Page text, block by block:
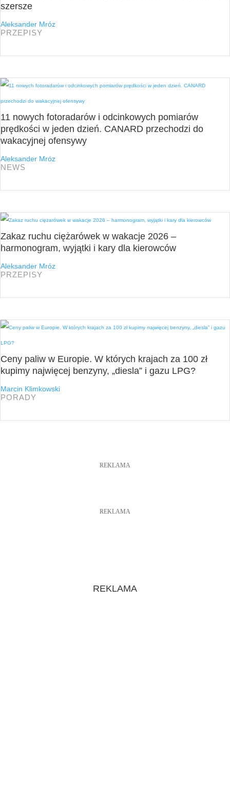
szersze
Aleksander Mróz
PRZEPISY
11 nowych fotoradarów i odcinkowych pomiarów
prędkości w jeden dzień. CANARD przechodzi do
wakacyjnej ofensywy
Aleksander Mróz
NEWS
Zakaz ruchu ciężarówek w wakacje 2026 –
harmonogram, wyjątki i kary dla kierowców
Aleksander Mróz
PRZEPISY
Ceny paliw w Europie. W których krajach za 100 zł
kupimy najwięcej benzyny, „diesla” i gazu LPG?
Marcin Klimkowski
PORADY
REKLAMA
REKLAMA
REKLAMA